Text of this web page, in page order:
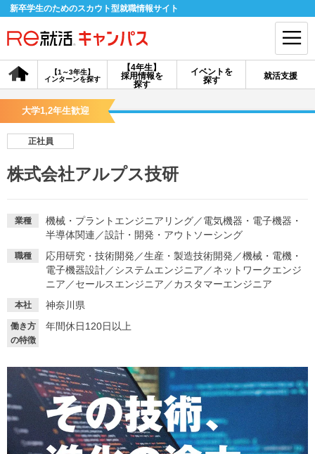
新卒学生のためのスカウト型就職情報サイト
【4年生】
採用情報を
探す
【1～3年生】
インターンを探す
イベントを
探す
就活支援
会員登録 ログイン
探す
イベントを探す スカウト お知らせ
就活ノウハウ・サポート
適職診断
あなたに合う仕事を診断！
就活チャンネル
動画で対策講座をチェック
就活ニュースペーパー よくある質問
大学1,2年生歓迎
正社員
株式会社アルプス技研
業種 機械・プラントエンジニアリング／電気機器・電子機器・
半導体関連 ／設計・開発・アウトソーシング
職種 応用研究・技術開発 ／生産・製造技術開発 ／機械・電機・
電子機器設計／システムエンジニア ／ネットワークエンジ
ニア ／セールスエンジニア ／カスタマーエンジニア
本社 神奈川県
働き方
の特徴
年間休日120日以上